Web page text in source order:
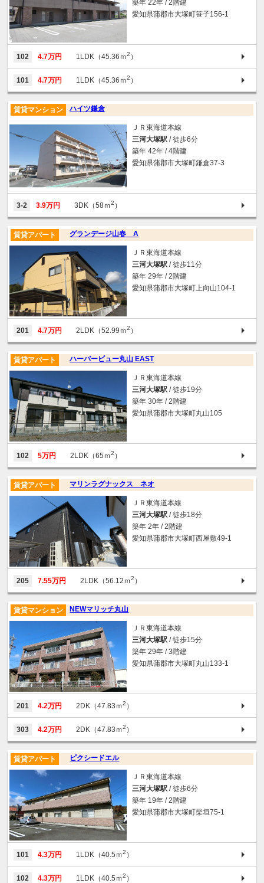
築年 22年 / 2階建
愛知県蒲郡市大塚町笹子156-1
102 4.7万円 1LDK（45.36ｍ2 ）
101 4.7万円 1LDK（45.36ｍ2 ）
ハイツ鎌倉
賃貸マンション
ＪＲ東海道本線
三河大塚駅 / 徒歩6分
築年 42年 / 4階建
愛知県蒲郡市大塚町鎌倉37‐3
3-2 3.9万円 3DK（58ｍ2 ）
グランデージ山春 A
賃貸アパート
ＪＲ東海道本線
三河大塚駅 / 徒歩11分
築年 29年 / 2階建
愛知県蒲郡市大塚町上向山104-1
201 4.7万円 2LDK（52.99ｍ2 ）
ハーバービュー丸山 EAST
賃貸アパート
ＪＲ東海道本線
三河大塚駅 / 徒歩19分
築年 30年 / 2階建
愛知県蒲郡市大塚町丸山105
102 5万円 2LDK（65ｍ2 ）
マリンラグナックス ネオ
賃貸アパート
ＪＲ東海道本線
三河大塚駅 / 徒歩18分
築年 2年 / 2階建
愛知県蒲郡市大塚町西屋敷49-1
205 7.55万円 2LDK（56.12ｍ2 ）
NEWマリッチ丸山
賃貸マンション
ＪＲ東海道本線
三河大塚駅 / 徒歩15分
築年 29年 / 3階建
愛知県蒲郡市大塚町丸山133-1
201 4.2万円 2DK（47.83ｍ2 ）
303 4.2万円 2DK（47.83ｍ2 ）
ピクシードエル
賃貸アパート
ＪＲ東海道本線
三河大塚駅 / 徒歩6分
築年 19年 / 2階建
愛知県蒲郡市大塚町柴垣75-1
101 4.3万円 1LDK（40.5ｍ2 ）
102 4.3万円 1LDK（40.5ｍ2 ）